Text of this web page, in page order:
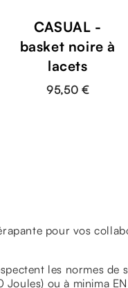
CASUAL -
basket noire à
lacets
95,50 €
pour vos
les normes de
ou à minima